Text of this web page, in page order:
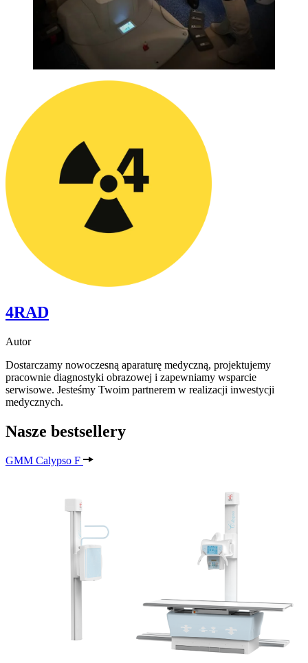
4RAD
Autor
Dostarczamy nowoczesną aparaturę medyczną, projektujemy
pracownie diagnostyki obrazowej i zapewniamy wsparcie
serwisowe. Jesteśmy Twoim partnerem w realizacji inwestycji
medycznych.
Nasze bestsellery
GMM Calypso F